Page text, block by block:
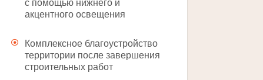
акцентного освещения
Комплексное благоустройство
территории после завершения
строительных работ